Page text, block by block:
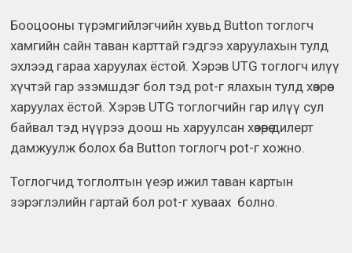
Бооцооны түрэмгийлэгчийн хувьд Button тоглогч
хамгийн сайн таван карттай гэдгээ харуулахын тулд
эхлээд гараа харуулах ёстой. Хэрэв UTG тоглогч илүү
хүчтэй гар эзэмшдэг бол тэд pot-г ялахын тулд хөзрөө
харуулах ёстой. Хэрэв UTG тоглогчийн гар илүү сул
байвал тэд нүүрээ доош нь харуулсан хөзөрөө дилерт
дамжуулж болох ба Button тоглогч pot-г хожно.
Тоглогчид тоглолтын үеэр ижил таван картын
зэрэглэлийн гартай бол pot-г хуваах болно.